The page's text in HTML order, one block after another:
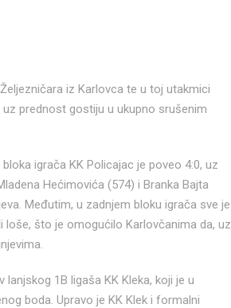
iz Karlovca te u toj utakmici
prednost gostiju u ukupno srušenim
igrača KK Policajac je poveo 4:0, uz
Hećimovića (574) i Branka Bajta
Međutim, u zadnjem bloku igrača sve je
što je omogućilo Karlovčanima da, uz
1B ligaša KK Kleka, koji je u
boda. Upravo je KK Klek i formalni